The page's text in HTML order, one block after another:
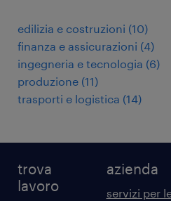
edilizia e costruzioni (10)
finanza e assicurazioni (4)
ingegneria e tecnologia (6)
produzione (11)
trasporti e logistica (14)
trova
lavoro
azienda
servizi per